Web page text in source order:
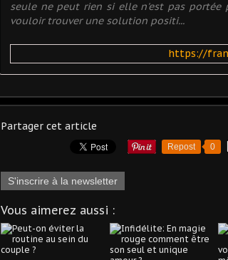
seule ne peut rien si elle n'est pas
vouloir trouver une solution positi...
https://
Partager cet article
Repost 0
S'inscrire à la newsletter
Vous aimerez aussi :